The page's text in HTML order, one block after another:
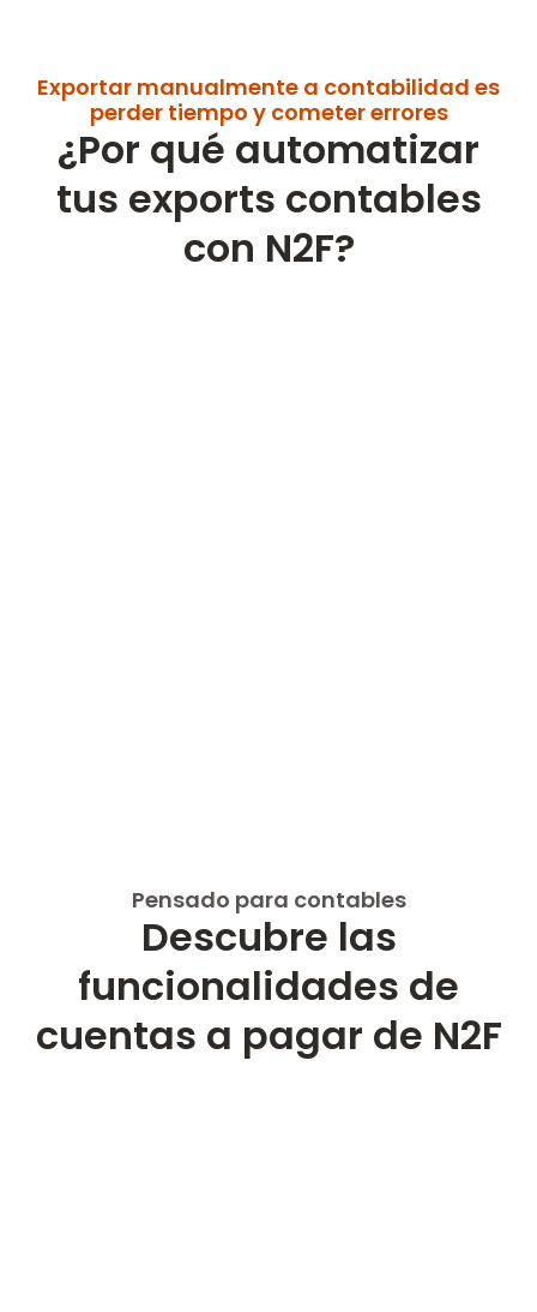
Exportar manualmente a contabilidad es
perder tiempo y cometer errores
¿Por qué automatizar
tus exports contables
con N2F?
Pensado para contables
Descubre las
funcionalidades de
cuentas a pagar de N2F